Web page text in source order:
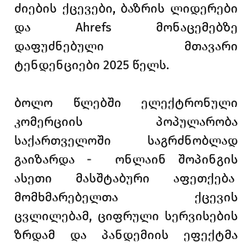
ძიების ქცევები, ბაზრის ლიდერები
და Ahrefs მონაცემებზე
დაფუძნებული მთავარი
ტენდენციები 2025 წელს.
ბოლო წლებში ელექტრონული
კომერციის პოპულარობა
საქართველოში საგრძნობლად
გაიზარდა -  ონლაინ შოპინგის
ასეთი მასშტაბური აფეთქება
მომხმარებელთა ქცევის
ცვლილებამ, ციფრული სერვისების
ზრდამ და პანდემიის ეფექტმა